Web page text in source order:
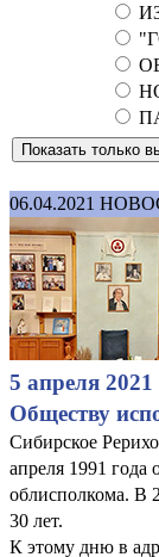
06.04.2021
5 апреля
Обществу
Сибирское
апреля 1991
облисполкома. В
30 лет.
К этому дню в